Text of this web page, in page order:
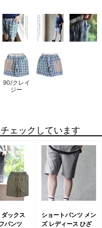
90/クレイ
ジー
ェックしています
ックス
パンツ
ショートパンツ メン
ズ レディース ひざ